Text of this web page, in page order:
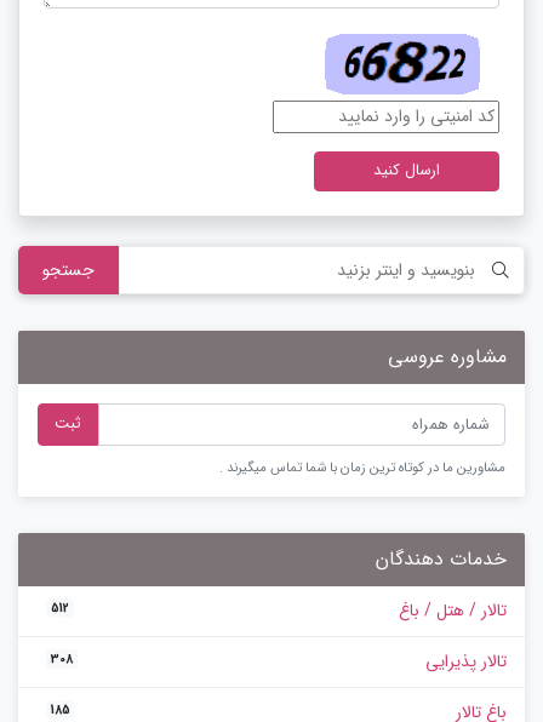
ارسال کنید
جستجو
مشاوره عروسی
ثبت
مشاورین ما در کوتاه ترین زمان با شما تماس میگیرند .
خدمات دهندگان
تالار / هتل / باغ 512
تالار پذیرایی 308
باغ تالار 185